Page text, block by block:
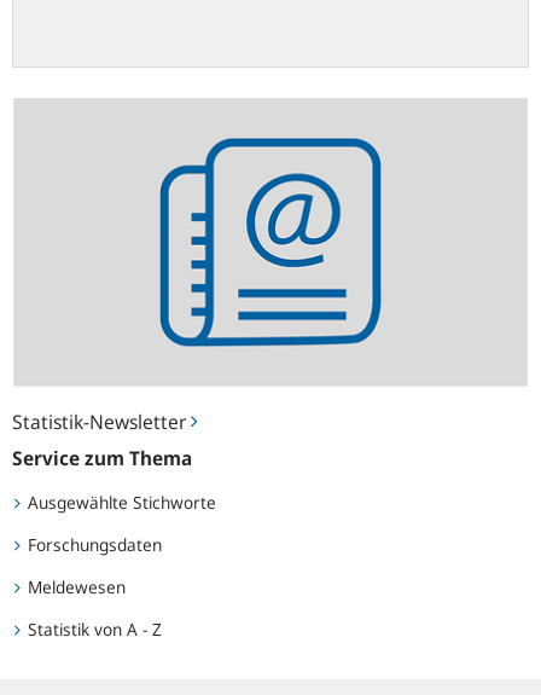
Statistik-Newsletter
Service zum Thema
Ausgewählte Stichworte
Forschungsdaten
Meldewesen
Statistik von A - Z